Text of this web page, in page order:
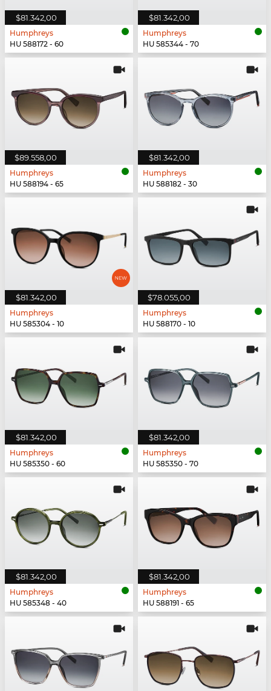
$81.342,00
Humphreys
HU 588172 - 60
$81.342,00
Humphreys
HU 585344 - 70
$89.558,00
Humphreys
HU 588194 - 65
$81.342,00
Humphreys
HU 588182 - 30
$81.342,00
Humphreys
HU 585304 - 10
$78.055,00
Humphreys
HU 588170 - 10
$81.342,00
Humphreys
HU 585350 - 60
$81.342,00
Humphreys
HU 585350 - 70
$81.342,00
Humphreys
HU 585348 - 40
$81.342,00
Humphreys
HU 588191 - 65